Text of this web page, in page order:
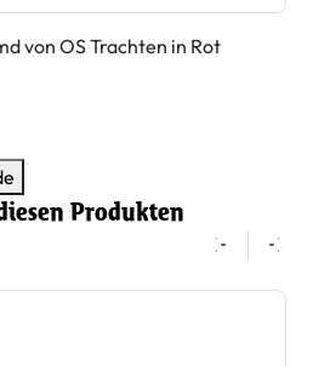
von OS Trachten in Rot
Produkten